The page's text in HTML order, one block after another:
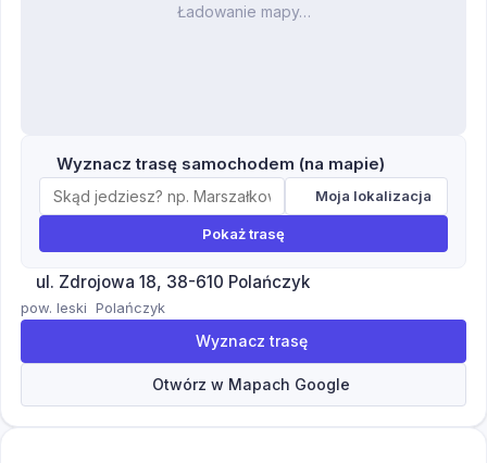
Ładowanie mapy…
Wyznacz trasę samochodem (na mapie)
Moja lokalizacja
Pokaż trasę
ul. Zdrojowa 18, 38-610 Polańczyk
pow. leski Polańczyk
Wyznacz trasę
Otwórz w Mapach Google